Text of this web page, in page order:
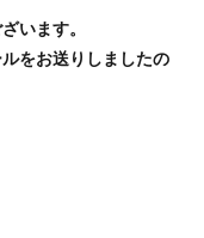
います。
をお送りしましたの